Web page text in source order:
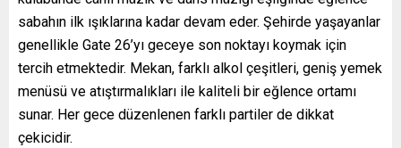
sabahın ilk ışıklarına kadar devam eder. Şehirde yaşayanlar
genellikle Gate 26’yı geceye son noktayı koymak için
tercih etmektedir. Mekan, farklı alkol çeşitleri, geniş yemek
menüsü ve atıştırmalıkları ile kaliteli bir eğlence ortamı
sunar. Her gece düzenlenen farklı partiler de dikkat
çekicidir.